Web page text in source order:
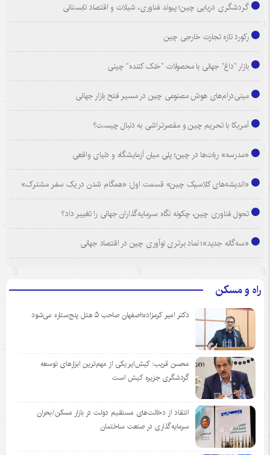
گردشگری دریایی چین؛ پیوند فناوری، شیلات و اقتصاد تابستانی
رکورد تازه تجارت خارجی چین
بازار “داغ” جهانی با محصولات “خنک کننده” چینی
مینی‌درام‌های هوش مصنوعی چین در مسیر فتح بازار جهانی
آمریکا با تحریم چین و مقصرتراشی به دنبال چیست؟
«مدرسه» ربات‌ها در چین؛ پلی میان آزمایشگاه و دنیای واقعی
«اندیشه‌های کلاسیک چین» قسمت اول: «همگام شدن در یک سفر مشترک»
تحول فناوری چین، چکونه نگاه سرمایه‌گذاران جهانی را تغییر داد؟
«سه‌گانه جدید»؛ نماد برتری نوآوری چین در اقتصاد جهانی
راه و مسکن
دکتر امیر کرمزاده؛اصفهان صاحب ۵ هتل پنج‌ستاره می‌شود
محسن قریب: کیش‌ایر یکی از مهم‌ترین ابزارهای توسعه
گردشگری جزیره کیش است
انتقاد از دخالت‌های مستقیم دولت در بازار مسکن/بحران
سرمایه‌گذاری در صنعت ساختمان